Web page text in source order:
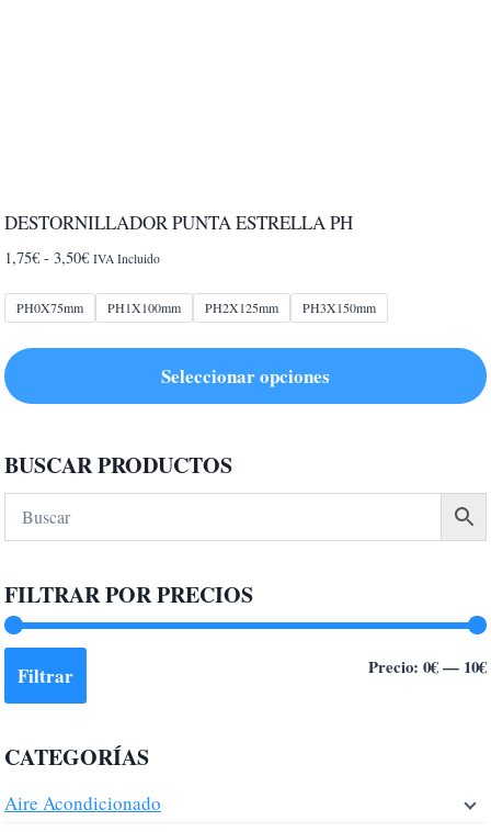
DESTORNILLADOR PUNTA ESTRELLA PH
1,75€ - 3,50€Rango
precios:
3,50€
IVA Incluido
PH0X75mm PH1X100mm PH2X125mm PH3X150mm
Seleccionar opciones
tiene
múltiples
variantes.
opciones
se
pueden
elegir
página
de
BUSCAR PRODUCTOS
FILTRAR POR PRECIOS
Filtrar Precio: 0€— 10€
CATEGORÍAS
Aire Acondicionado